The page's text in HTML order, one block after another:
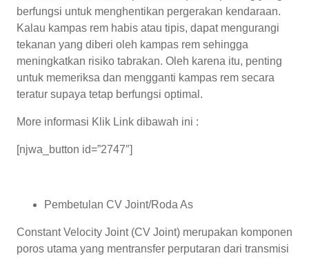
berfungsi untuk menghentikan pergerakan kendaraan.
Kalau kampas rem habis atau tipis, dapat mengurangi
tekanan yang diberi oleh kampas rem sehingga
meningkatkan risiko tabrakan. Oleh karena itu, penting
untuk memeriksa dan mengganti kampas rem secara
teratur supaya tetap berfungsi optimal.
More informasi Klik Link dibawah ini :
[njwa_button id=”2747″]
Pembetulan CV Joint/Roda As
Constant Velocity Joint (CV Joint) merupakan komponen
poros utama yang mentransfer perputaran dari transmisi